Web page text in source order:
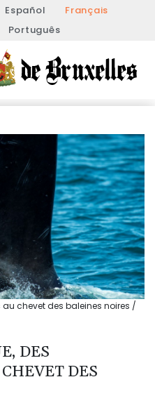
Español
Français
Português
chevet des baleines noires /
DES
DES